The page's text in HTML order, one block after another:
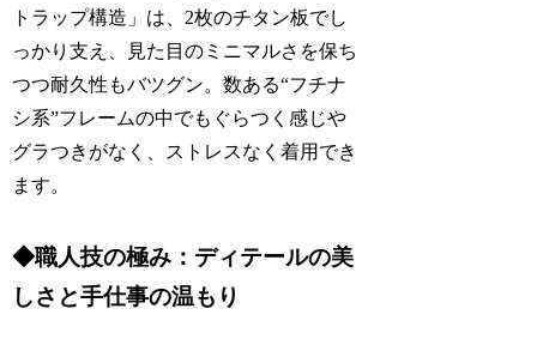
トラップ構造」は、2枚のチタン板でし
っかり支え、見た目のミニマルさを保ち
つつ耐久性もバツグン。数ある“フチナ
シ系”フレームの中でもぐらつく感じや
グラつきがなく、ストレスなく着用でき
ます。
◆職人技の極み：ディテールの美
しさと手仕事の温もり